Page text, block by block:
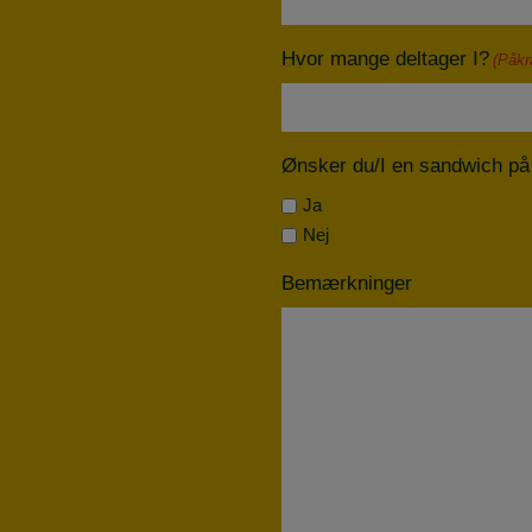
Hvor mange deltager I?
Ønsker du/I en sandwich
Ja
Nej
Bemærkninger